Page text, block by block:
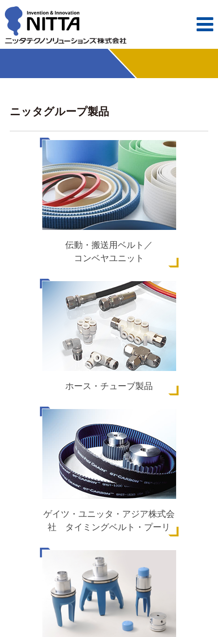

ニッタグループ製品
伝動・搬送用ベルト／
コンベヤユニット
ホース・チューブ製品
ゲイツ・ユニッタ・アジア株式会
社 タイミングベルト・プーリ